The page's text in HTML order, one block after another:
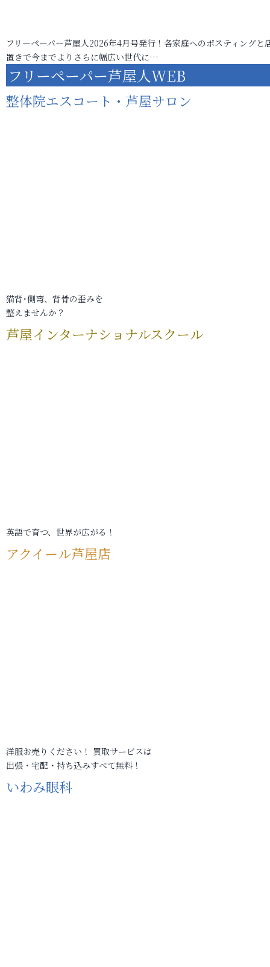
フリーペーパー芦屋人2026年4月号発行！各家庭へのポスティングと
置きで今までよりさらに幅広い世代に…
フリーペーパー芦屋人WEB
整体院エスコート・芦屋サロン
猫背･側弯、背骨の歪みを
整えませんか？
芦屋インターナショナルスクール
英語で育つ、世界が広がる！
アクイール芦屋店
洋服お売りください！ 買取サービスは
出張・宅配・持ち込みすべて無料！
いわみ眼科